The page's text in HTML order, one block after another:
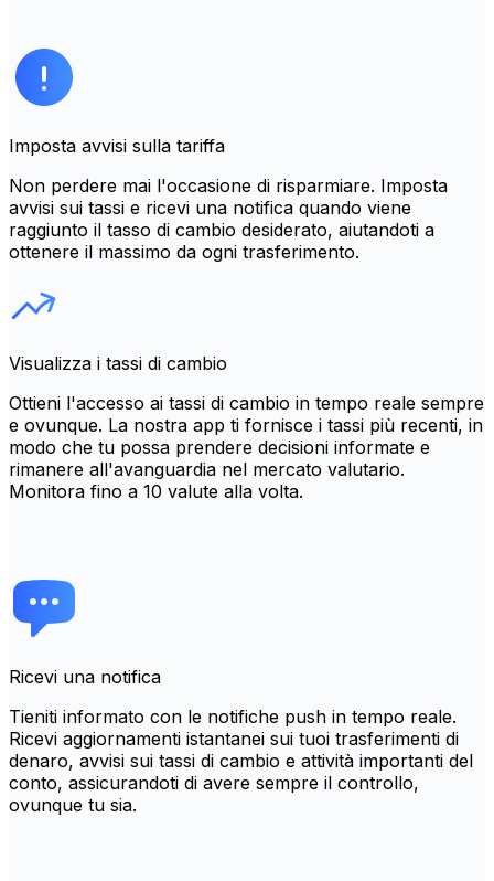
Imposta avvisi sulla tariffa
Non perdere mai l'occasione di risparmiare. Imposta
avvisi sui tassi e ricevi una notifica quando viene
raggiunto il tasso di cambio desiderato, aiutandoti a
ottenere il massimo da ogni trasferimento.
Visualizza i tassi di cambio
Ottieni l'accesso ai tassi di cambio in tempo reale sempre
e ovunque. La nostra app ti fornisce i tassi più recenti, in
modo che tu possa prendere decisioni informate e
rimanere all'avanguardia nel mercato valutario.
Monitora fino a 10 valute alla volta.
Ricevi una notifica
Tieniti informato con le notifiche push in tempo reale.
Ricevi aggiornamenti istantanei sui tuoi trasferimenti di
denaro, avvisi sui tassi di cambio e attività importanti del
conto, assicurandoti di avere sempre il controllo,
ovunque tu sia.